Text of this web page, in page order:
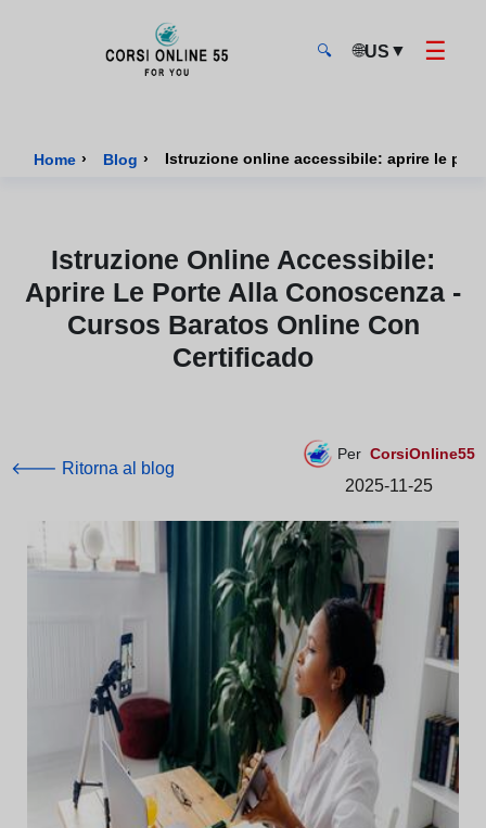
🔍 🌐US ▼ ☰
Home › Blog ›
Istruzione Online Accessibile:
Aprire Le Porte Alla Conoscenza -
Cursos Baratos Online Con
Certificado
🡐 Ritorna al blog
Per CorsiOnline55
2025-11-25